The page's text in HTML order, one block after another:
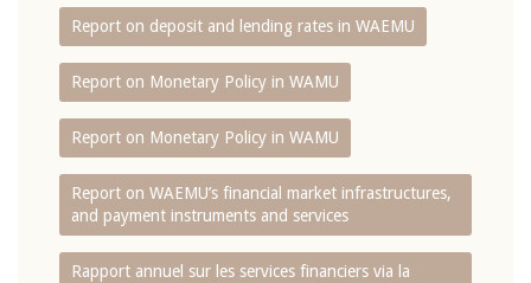
Report on deposit and lending rates in WAEMU
Report on Monetary Policy in WAMU
Report on Monetary Policy in WAMU
Report on WAEMU’s financial market infrastructures,
and payment instruments and services
Rapport annuel sur les services financiers via la